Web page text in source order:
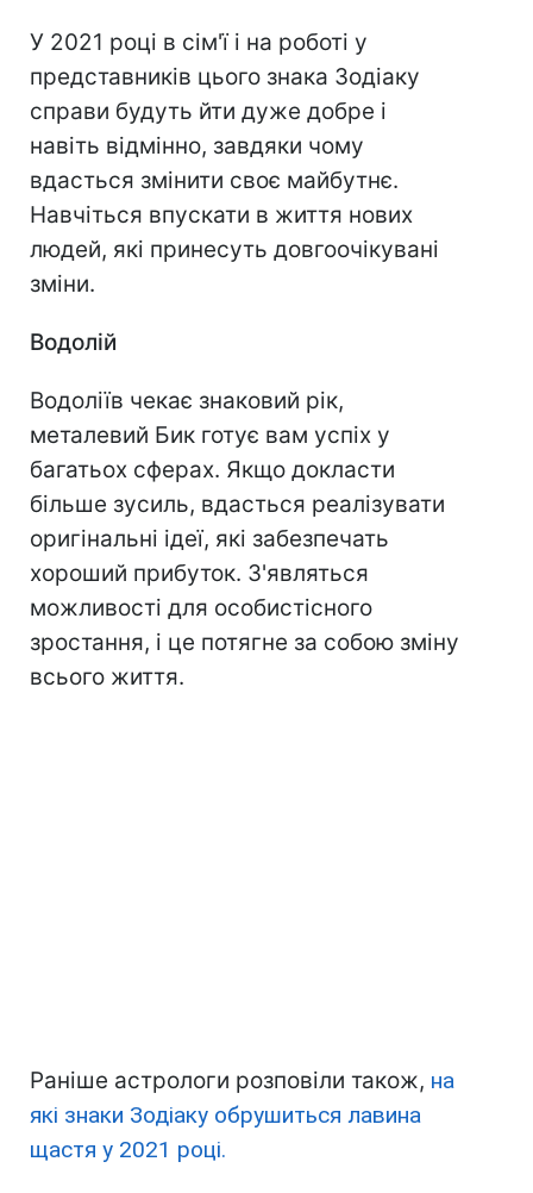
У 2021 році в сім'ї і на роботі у
представників цього знака Зодіаку
справи будуть йти дуже добре і
навіть відмінно, завдяки чому
вдасться змінити своє майбутнє.
Навчіться впускати в життя нових
людей, які принесуть довгоочікувані
зміни.
Водолій
Водоліїв чекає знаковий рік,
металевий Бик готує вам успіх у
багатьох сферах. Якщо докласти
більше зусиль, вдасться реалізувати
оригінальні ідеї, які забезпечать
хороший прибуток. З'являться
можливості для особистісного
зростання, і це потягне за собою зміну
всього життя.
Раніше астрологи розповіли також, на
які знаки Зодіаку обрушиться лавина
щастя у 2021 році.